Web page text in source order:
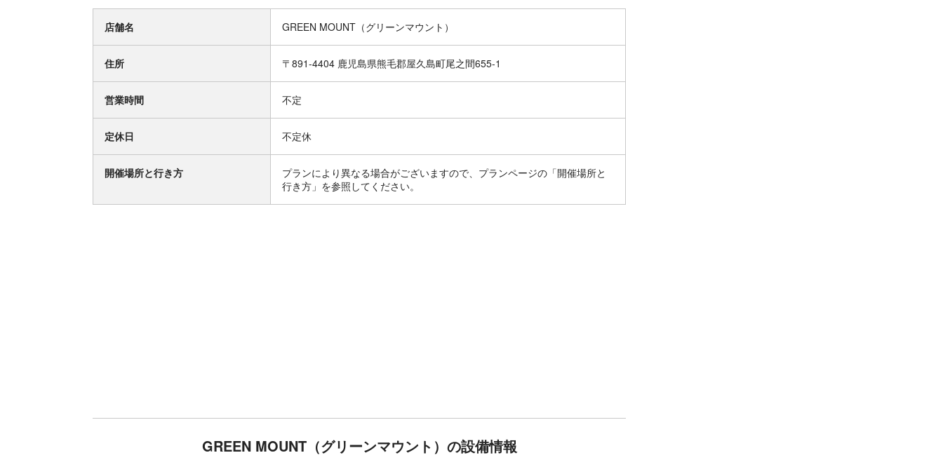
店舗名 GREEN MOUNT（グリーンマウント）
住所 〒891-4404 鹿児島県熊毛郡屋久島町尾之間655-1
営業時間 不定
定休日 不定休
開催場所と行き方
プランにより異なる場合がございますので、プランページの「開催場所と
行き方」を参照してください。
GREEN MOUNT（グリーンマウント）の設備情報